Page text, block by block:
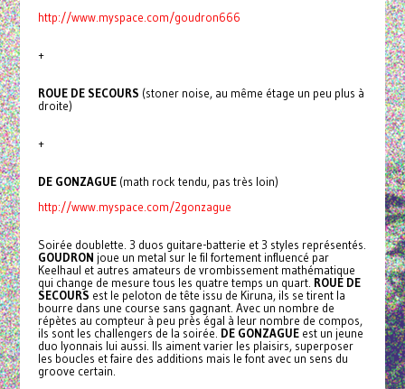
http://www.myspace.com/goudron666
+
ROUE DE SECOURS (stoner noise, au même étage un peu plus à
droite)
+
DE GONZAGUE(math rock tendu, pas très loin)
http://www.myspace.com/2gonzague
Soirée doublette. 3 duos guitare-batterie et 3 styles représentés.
GOUDRON joue un metal sur le fil fortement influencé par
Keelhaul et autres amateurs de vrombissement mathématique
qui change de mesure tous les quatre temps un quart. ROUE DE
SECOURS est le peloton de tête issu de Kiruna, ils se tirent la
bourre dans une course sans gagnant. Avec un nombre de
répètes au compteur à peu près égal à leur nombre de compos,
ils sont les challengers de la soirée. DE GONZAGUEest un jeune
duo lyonnais lui aussi. Ils aiment varier les plaisirs, superposer
les boucles et faire des additions mais le font avec un sens du
groove certain.